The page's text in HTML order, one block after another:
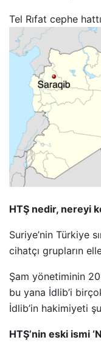
Tel Rıfat cephe
HTŞ nedir, nereyi
Suriye’nin Türkiye
cihatçı grupların
Şam yönetiminin
bu yana İdlib’i
İdlib’in hakimiyeti
HTŞ’nin eski ismi